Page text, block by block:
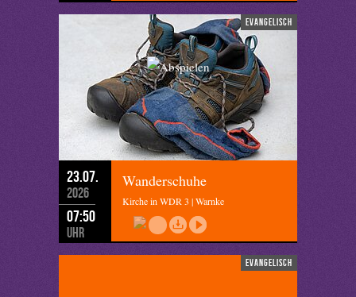
evangelisch
23.07.
2026
07:50
Uhr
Wanderschuhe
Kirche in WDR 3 | Warnke
evangelisch